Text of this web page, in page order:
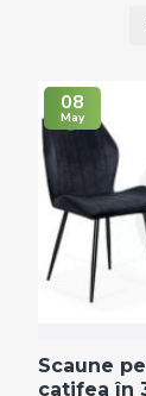
08
May
Scaune
catifea în